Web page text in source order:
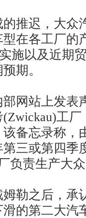
推迟，大众
在各工厂的
施以及近期
期。
网站上发表
工
备忘录称，
三或第四季
负责生产大
勒之后，承
的第二大汽